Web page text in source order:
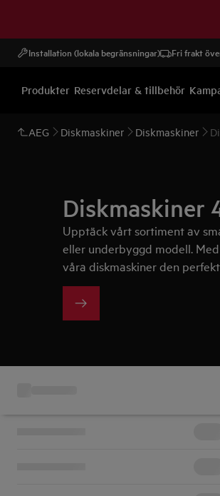
Installation (lokala begränsningar) Fri frakt
Produkter Reservdelar & tillbehör
AEG Diskmaskiner Diskmaskiner
Diskmaskiner
Upptäck vårt sortiment av
eller underbyggd modell.
våra diskmaskiner den
funktionellt och snyggt